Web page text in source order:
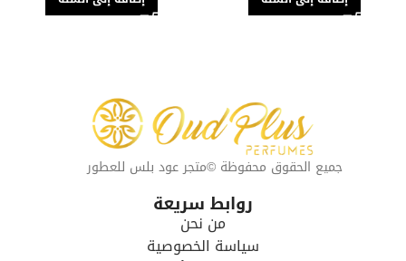
جميع الحقوق محفوظة ©متجر عود بلس للعطور
روابط سريعة
من نحن
سياسة الخصوصية